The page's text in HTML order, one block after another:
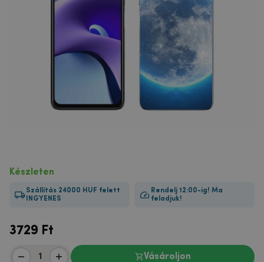
Készleten
Szállítás 24000 HUF felett
INGYENES
Rendelj 12:00-ig! Ma
feladjuk!
3729 Ft
Vásároljon